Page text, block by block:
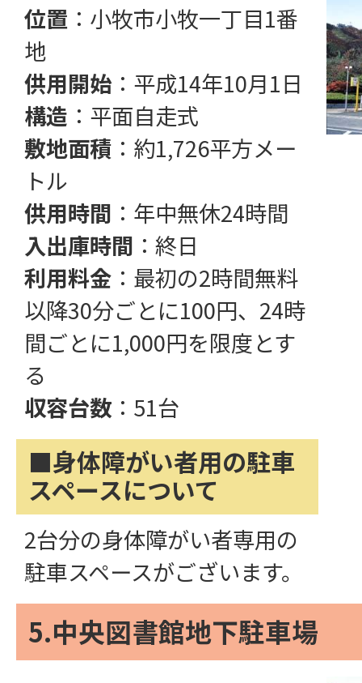
位置 ：小牧市小牧一丁目1番
地
供用開始 ：平成14年10月1日
構造 ：平面自走式
敷地面積 ：約1,726平方メー
トル
供用時間 ：年中無休24時間
入出庫時間 ：終日
利用料金 ：最初の2時間無料
以降30分ごとに100円、24時
間ごとに1,000円を限度とす
る
収容台数 ：51台
■身体障がい者用の駐車
スペースについて
2台分の身体障がい者専用の
駐車スペースがございます。
5.中央図書館地下駐車場